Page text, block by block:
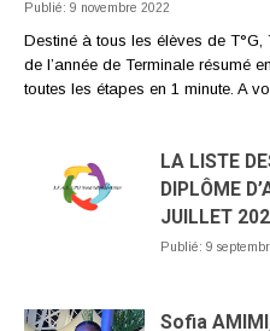
Publié: 9 novembre 2022
Destiné à tous les élèves de T°G,
de l’année de Terminale résumé
toutes les étapes en 1 minute. A
LA LISTE
DIPLÔME
JUILLET
Publié: 9
Sofia